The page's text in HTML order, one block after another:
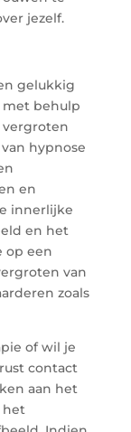
jezelf.
gelukkig
met behulp
hypnose
en
innerlijke
en het
op een
van
zoals
of wil je
contact
aan het
het